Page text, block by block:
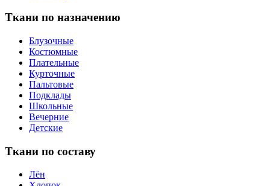
Ткани по назначению
Блузочные
Костюмные
Плательные
Курточные
Пальтовые
Подклады
Школьные
Вечерние
Детские
Ткани по составу
Лён